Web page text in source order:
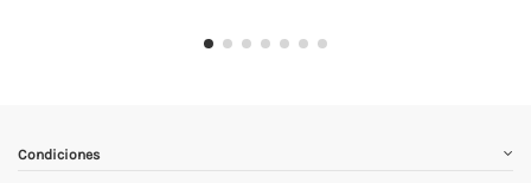
Condiciones